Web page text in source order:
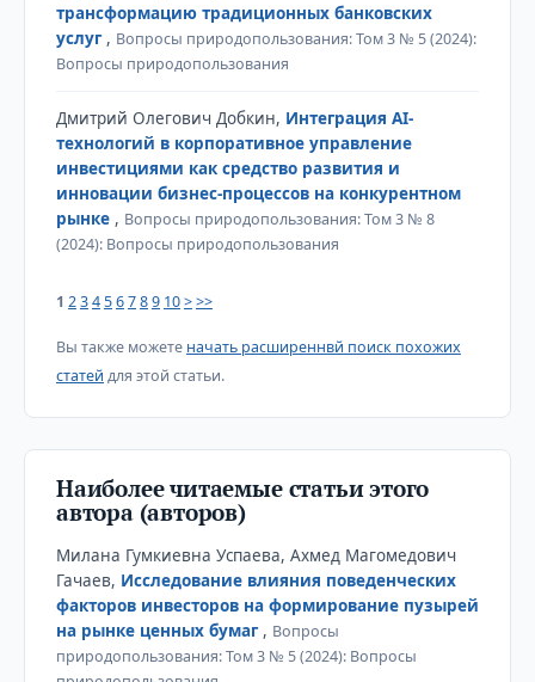
трансформацию традиционных банковских
услуг , Вопросы природопользования: Том 3 № 5 (2024):
Вопросы природопользования
Дмитрий Олегович Добкин, Интеграция AI-
технологий в корпоративное управление
инвестициями как средство развития и
инновации бизнес-процессов на конкурентном
рынке , Вопросы природопользования: Том 3 № 8
(2024): Вопросы природопользования
1 23456789 10>>>
Вы также можете начать расширеннвй поиск похожих
статей для этой статьи.
Наиболее читаемые статьи этого
автора (авторов)
Милана Гумкиевна Успаева, Ахмед Магомедович
Гачаев, Исследование влияния поведенческих
факторов инвесторов на формирование пузырей
на рынке ценных бумаг , Вопросы
природопользования: Том 3 № 5 (2024): Вопросы